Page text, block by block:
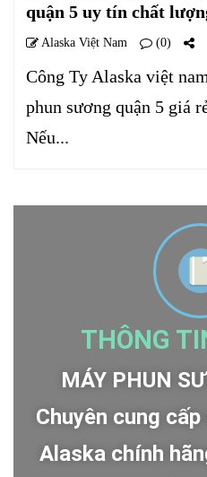
quận 5 uy tín chất
Alaska Việt Nam (0)
Công Ty Alaska việt
phun sương quận 5 giá
Nếu...
THÔNG
MÁY PHUN
Chuyên cung
Alaska chính